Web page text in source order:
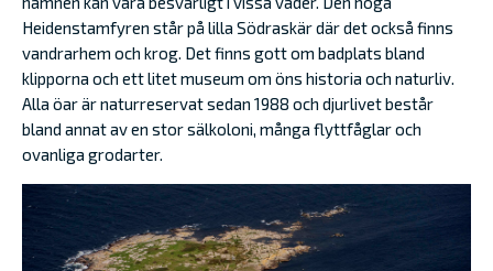
Heidenstamfyren står på lilla Södraskär där det också finns
vandrarhem och krog. Det finns gott om badplats bland
klipporna och ett litet museum om öns historia och naturliv.
Alla öar är naturreservat sedan 1988 och djurlivet består
bland annat av en stor sälkoloni, många flyttfåglar och
ovanliga grodarter.